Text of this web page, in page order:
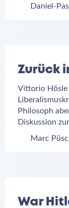
Daniel-
Zurück
Vittorio Hösle
Philosoph
Diskussion
Marc
War